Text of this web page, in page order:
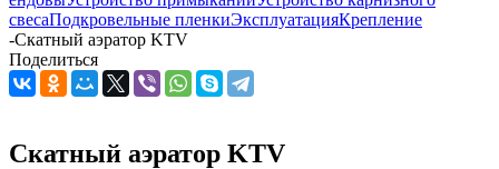
свесаПодкровельные пленкиЭксплуатацияКрепление
-Скатный аэратор KTV
Поделиться
Скатный аэратор KTV